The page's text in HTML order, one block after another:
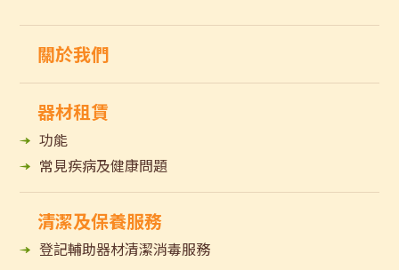
關於我們
器材租賃
功能
常見疾病及健康問題
清潔及保養服務
登記輔助器材清潔消毒服務